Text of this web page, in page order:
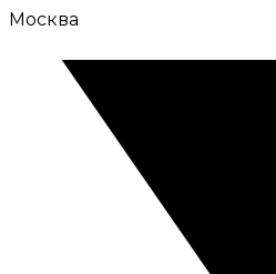
Москва